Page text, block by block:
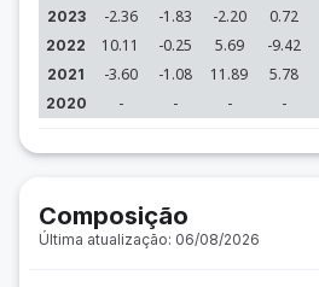
2023 -2.36 -1.83 -2.20 0.72
2022 10.11 -0.25 5.69 -9.42
2021 -3.60 -1.08 11.89 5.78
2020 - - - -
Composição
Última atualização: 06/08/2026